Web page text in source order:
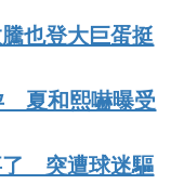
也登大巨蛋挺
夏和熙嚇曝受
了 突遭球迷驅